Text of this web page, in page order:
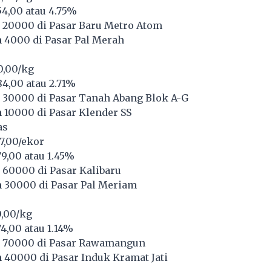
atau 4.75%
di Pasar Baru Metro Atom
di Pasar Pal Merah
kg
atau 2.71%
di Pasar Tanah Abang Blok A-G
di Pasar Klender SS
ekor
atau 1.45%
di Pasar Kalibaru
di Pasar Pal Meriam
kg
atau 1.14%
di Pasar Rawamangun
di Pasar Induk Kramat Jati